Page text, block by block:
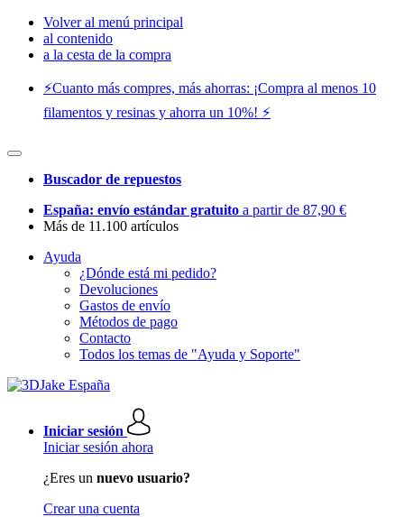
Volver al menú principal
al contenido
a la cesta de la compra
⚡️Cuanto más compres, más ahorras: ¡Compra al menos 10
filamentos y resinas y ahorra un 10%! ⚡️
Buscador de repuestos
España: envío estándar gratuito a partir de 87,90 €
Más de 11.100 artículos
Ayuda
¿Dónde está mi pedido?
Devoluciones
Gastos de envío
Métodos de pago
Contacto
Todos los temas de "Ayuda y Soporte"
Iniciar sesión
Iniciar sesión ahora
¿Eres un nuevo usuario?
Crear una cuenta